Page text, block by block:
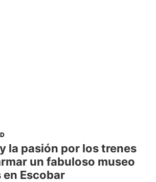
la pasión por los trenes
un fabuloso museo
Escobar